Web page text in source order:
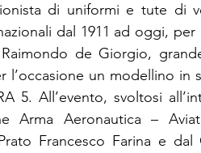
di uniformi e tute di
dal 1911 ad oggi,
de Giorgio,
l’occasione un modellino
5. All’evento, svoltosi
Arma Aeronautica –
Francesco Farina e